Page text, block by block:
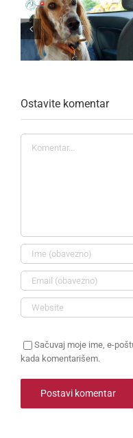
Ostavite komentar
Komentar
Sačuvaj moje ime, e-
kada komentarišem.